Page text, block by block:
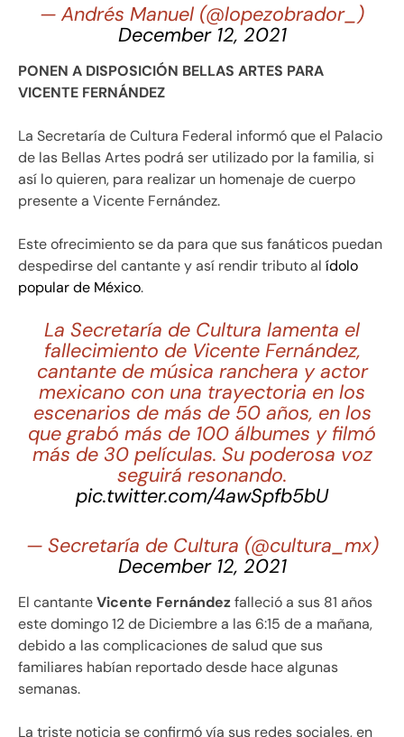
— Andrés Manuel (@lopezobrador_)
December 12, 2021
PONEN A DISPOSICIÓN BELLAS ARTES PARA
VICENTE FERNÁNDEZ
La Secretaría de Cultura Federal informó que el Palacio
de las Bellas Artes podrá ser utilizado por la familia, si
así lo quieren, para realizar un homenaje de cuerpo
presente a Vicente Fernández.
Este ofrecimiento se da para que sus fanáticos puedan
despedirse del cantante y así rendir tributo al ídolo
popular de México.
La Secretaría de Cultura lamenta el
fallecimiento de Vicente Fernández,
cantante de música ranchera y actor
mexicano con una trayectoria en los
escenarios de más de 50 años, en los
que grabó más de 100 álbumes y filmó
más de 30 películas. Su poderosa voz
seguirá resonando.
pic.twitter.com/4awSpfb5bU
— Secretaría de Cultura (@cultura_mx)
December 12, 2021
El cantanteVicente Fernándezfalleció a sus 81 años
este domingo 12 de Diciembre a las 6:15 de a mañana,
debido a las complicaciones de salud que sus
familiares habían reportado desde hace algunas
semanas.
La triste noticia se confirmó vía sus redes sociales, en